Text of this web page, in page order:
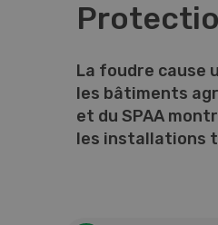
La foudre cause
les bâtiments
et du SPAA
les installations